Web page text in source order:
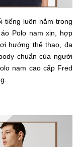
tiếng luôn nằm trong
Polo nam xịn, hợp
hướng thể thao, đa
chuẩn của người
nam cao cấp Fred